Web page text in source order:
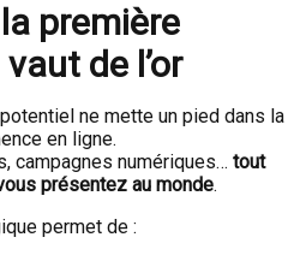
première
de l’or
ne mette un pied dans la
en ligne.
campagnes numériques… tout
présentez au monde.
permet de :